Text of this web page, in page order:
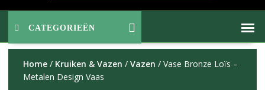
CATEGORIEËN
Home/ Kruiken & Vazen / Vazen / Vase Bronze Loïs –
Metalen Design Vaas